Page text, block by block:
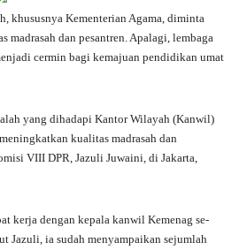
khususnya Kementerian Agama, diminta
madrasah dan pesantren. Apalagi, lembaga
cermin bagi kemajuan pendidikan umat
yang dihadapi Kantor Wilayah (Kanwil)
kualitas madrasah dan
VIII DPR, Jazuli Juwaini, di Jakarta,
kerja dengan kepala kanwil Kemenag se-
Jazuli, ia sudah menyampaikan sejumlah